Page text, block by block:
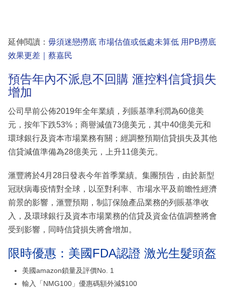
延伸閲讀： 毋須迷戀撈底 市場估值或低處未算低 用PB撈底
效果更差｜蔡嘉民
預告年內不派息不回購 滙控料信貸損失
增加
公司早前公佈2019年全年業績，列賬基準利潤為60億美
元，按年下跌53%；商譽減值73億美元，其中40億美元和
環球銀行及資本市場業務有關；經調整預期信貸損失及其他
信貸減值準備為28億美元，上升11億美元。
滙豐將於4月28日發表今年首季業績。集團預告，由於新型
冠狀病毒疫情對全球，以至對利率、市場水平及前瞻性經濟
前景的影響，滙豐預期，制訂保險產品業務的列賬基準收
入，及環球銀行及資本市場業務的信貸及資金估值調整將會
受到影響，同時信貸損失將會增加。
限時優惠：美國FDA認證 激光生髮頭盔
美國amazon鎖量及評價No. 1
輸入「NMG100」優惠碼額外減$100